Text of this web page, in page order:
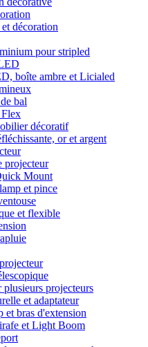
décoration
pour stripled
boîte ambre et Licialed
bal
décoratif
or et argent
projecteur
Mount
et pince
et flexible
plusieurs projecteurs
et adaptateur
et bras d'extension
et Light Boom